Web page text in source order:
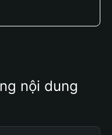
nội dung